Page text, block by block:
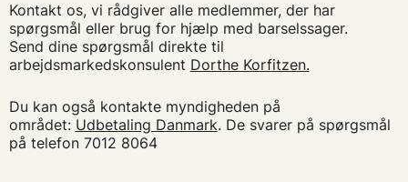
Kontakt os, vi rådgiver alle medlemmer, der har
spørgsmål eller brug for hjælp med barselssager.
Send dine spørgsmål direkte til
arbejdsmarkedskonsulent Dorthe Korfitzen.
Du kan også kontakte myndigheden på
området: Udbetaling Danmark. De svarer på spørgsmål
på telefon 7012 8064